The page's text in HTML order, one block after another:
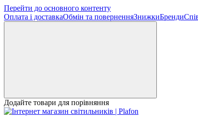
Перейти до основного контенту
Оплата і доставкаОбмін та поверненняЗнижкиБренди
Додайте товари для порівняння